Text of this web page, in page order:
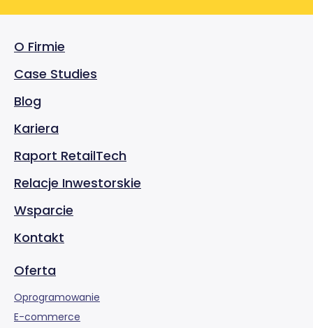
O Firmie
Case Studies
Blog
Kariera
Raport RetailTech
Relacje Inwestorskie
Wsparcie
Kontakt
Oferta
Oprogramowanie
E-commerce